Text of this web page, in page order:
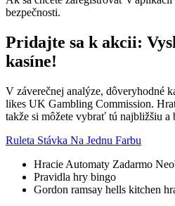
bezpečnosti.
Pridajte sa k akcii:
kasíne!
V záverečnej analýze, dôveryhodné
likes UK Gambling Commission.
takže si môžete vybrať tú najbližšiu a
Ruleta Stávka Na Jednu Farbu
Hracie Automaty Zadarmo
Pravidla hry bingo
Gordon ramsay hells kitchen